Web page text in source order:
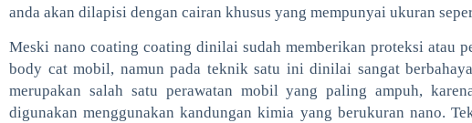
anda akan dilapisi dengan cairan khusus yang mempunyai ukuran
Meski nano coating coating dinilai sudah memberikan proteksi atau
body cat mobil, namun pada teknik satu ini dinilai sangat
merupakan salah satu perawatan mobil yang paling ampuh,
digunakan menggunakan kandungan kimia yang berukuran nano.